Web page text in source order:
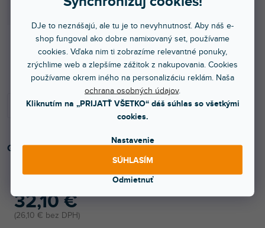
DJe to neznášajú, ale tu je to nevyhnutnosť. Aby náš e-
shop fungoval ako dobre namixovaný set, používame
cookies. Vďaka nim ti zobrazíme relevantné ponuky,
zrýchlime web a zlepšíme zážitok z nakupovania. Cookies
používame okrem iného na personalizáciu reklám. Naša
ochrana osobných údajov.
Kliknutím na „PRIJATŤ VŠETKO“ dáš súhlas so všetkými
cookies.
Nastavenie
Odmietnuť
SÚHLASÍM
32,10 €
26,10 € bez DPH
Viac ako týždeň
Gáza typ 203 predávaná na metre, šírka 2 m, čierna.